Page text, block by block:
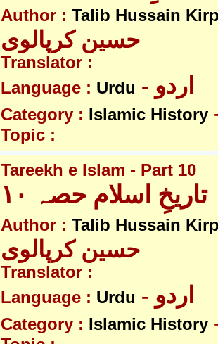
Author : Talib Hussain
حسین کرپالوی
Translator :
Language : Urdu - اردو
Category : Islamic History
Topic :
Tareekh e Islam - Part 10
تاریخِ اسلام حصہ ۱۰
Author : Talib Hussain
حسین کرپالوی
Translator :
Language : Urdu - اردو
Category : Islamic History